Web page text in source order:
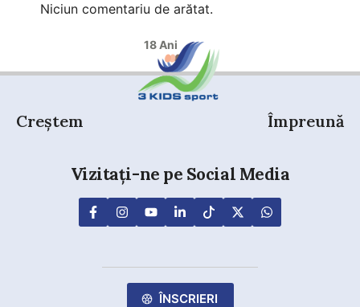
Niciun comentariu de arătat.
18 Ani
Creștem Împreună
Vizitați-ne pe Social Media
ÎNSCRIERI